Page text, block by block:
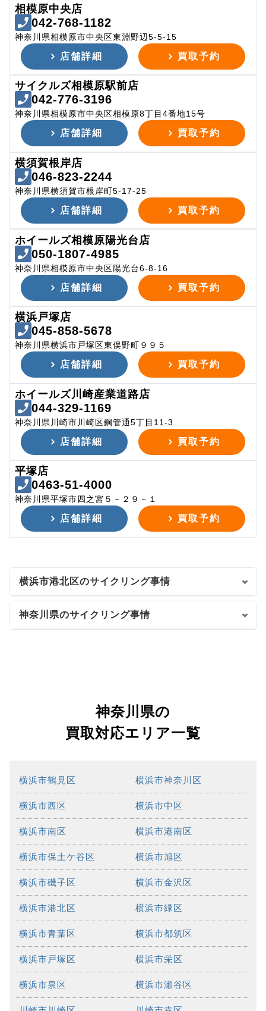
相模原中央店
042-768-1182
神奈川県相模原市中央区東淵野辺5-5-15
店舗詳細 買取予約
サイクルズ相模原駅前店
042-776-3196
神奈川県相模原市中央区相模原8丁目4番地15号
店舗詳細 買取予約
横須賀根岸店
046-823-2244
神奈川県横須賀市根岸町5-17-25
店舗詳細 買取予約
ホイールズ相模原陽光台店
050-1807-4985
神奈川県相模原市中央区陽光台6-8-16
店舗詳細 買取予約
横浜戸塚店
045-858-5678
神奈川県横浜市戸塚区東俣野町９９５
店舗詳細 買取予約
ホイールズ川崎産業道路店
044-329-1169
神奈川県川崎市川崎区鋼管通5丁目11-3
店舗詳細 買取予約
平塚店
0463-51-4000
神奈川県平塚市四之宮５－２９－１
店舗詳細 買取予約
横浜市港北区のサイクリング事情
神奈川県のサイクリング事情
神奈川県の
買取対応エリア一覧
横浜市鶴見区 横浜市神奈川区
横浜市西区 横浜市中区
横浜市南区 横浜市港南区
横浜市保土ケ谷区 横浜市旭区
横浜市磯子区 横浜市金沢区
横浜市港北区 横浜市緑区
横浜市青葉区 横浜市都筑区
横浜市戸塚区 横浜市栄区
横浜市泉区 横浜市瀬谷区